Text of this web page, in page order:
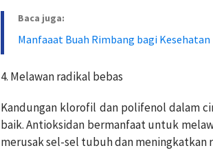
Baca juga:
Manfaaat Buah Rimbang bagi Kesehatan
4. Melawan radikal bebas
Kandungan klorofil dan polifenol dalam
baik. Antioksidan bermanfaat untuk
merusak sel-sel tubuh dan meningkatkan